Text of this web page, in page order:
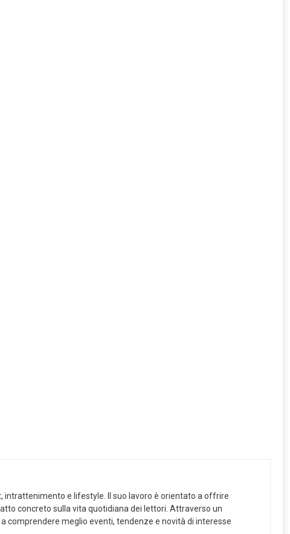
intrattenimento e lifestyle. Il suo lavoro è orientato a offrire
concreto sulla vita quotidiana dei lettori. Attraverso un
comprendere meglio eventi, tendenze e novità di interesse